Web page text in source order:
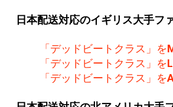
日本配送対応のイギリス大手フ
「デッドビートクラス」を
「デッドビートクラス」を
「デッドビートクラス」を